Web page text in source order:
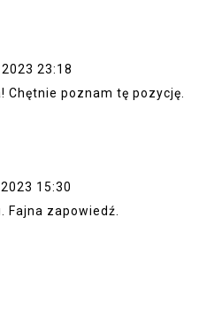
23:18
Chętnie poznam tę pozycję.
15:30
Fajna zapowiedź.